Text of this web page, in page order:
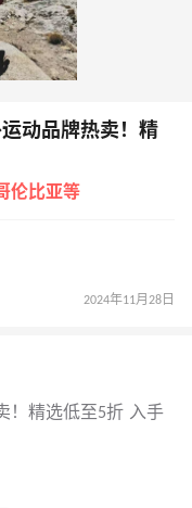
运动品牌热卖！精
伦比亚等
2024年11月28日
！精选低至5折 入手